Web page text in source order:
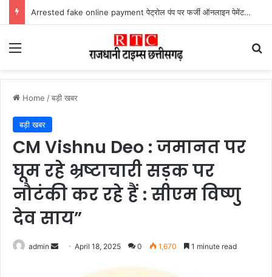
Lailunga Double Murder Case -लैलूंगा के ग्राम छापरपानी में डबल मर्डर और दुष्कर्म कांड का खुलासा, 65 वर्षीय आरोपी गिरफ्तार
Menu
Home /बड़ी खबर
बड़ी खबर
CM Vishnu Deo : जमानत पर
घूम रहे भ्रष्टाचारी सड़क पर
नौटंकी कर रहे हैं : सीएम विष्णु
देव साय”
admin
SendApril 18, 2025 0 1,670 1 minute read